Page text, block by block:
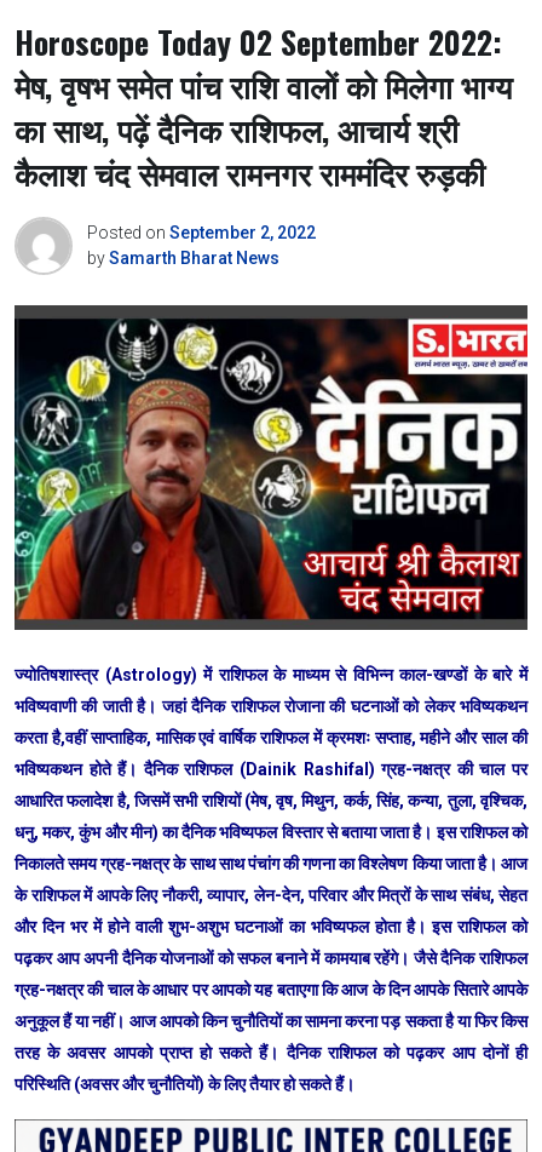
Horoscope Today 02 September 2022:
मेष, वृषभ समेत पांच राशि वालों को मिलेगा भाग्य
का साथ, पढ़ें दैनिक राशिफल, आचार्य श्री
कैलाश चंद सेमवाल रामनगर राममंदिर रुड़की
Posted on September 2, 2022
bySamarth Bharat News
ज्योतिषशास्त्र (Astrology) में राशिफल के माध्यम से विभिन्न काल-खण्डों के बारे में
भविष्यवाणी की जाती है। जहां दैनिक राशिफल रोजाना की घटनाओं को लेकर भविष्यकथन
करता है,वहीं साप्ताहिक, मासिक एवं वार्षिक राशिफल में क्रमशः सप्ताह, महीने और साल की
भविष्यकथन होते हैं। दैनिक राशिफल (Dainik Rashifal) ग्रह-नक्षत्र की चाल पर
आधारित फलादेश है, जिसमें सभी राशियों (मेष, वृष, मिथुन, कर्क, सिंह, कन्या, तुला, वृश्चिक,
धनु, मकर, कुंभ और मीन) का दैनिक भविष्यफल विस्तार से बताया जाता है। इस राशिफल को
निकालते समय ग्रह-नक्षत्र के साथ साथ पंचांग की गणना का विश्लेषण किया जाता है। आज
के राशिफल में आपके लिए नौकरी, व्यापार, लेन-देन, परिवार और मित्रों के साथ संबंध, सेहत
और दिन भर में होने वाली शुभ-अशुभ घटनाओं का भविष्यफल होता है। इस राशिफल को
पढ़कर आप अपनी दैनिक योजनाओं को सफल बनाने में कामयाब रहेंगे। जैसे दैनिक राशिफल
ग्रह-नक्षत्र की चाल के आधार पर आपको यह बताएगा कि आज के दिन आपके सितारे आपके
अनुकूल हैं या नहीं। आज आपको किन चुनौतियों का सामना करना पड़ सकता है या फिर किस
तरह के अवसर आपको प्राप्त हो सकते हैं। दैनिक राशिफल को पढ़कर आप दोनों ही
परिस्थिति (अवसर और चुनौतियों) के लिए तैयार हो सकते हैं।